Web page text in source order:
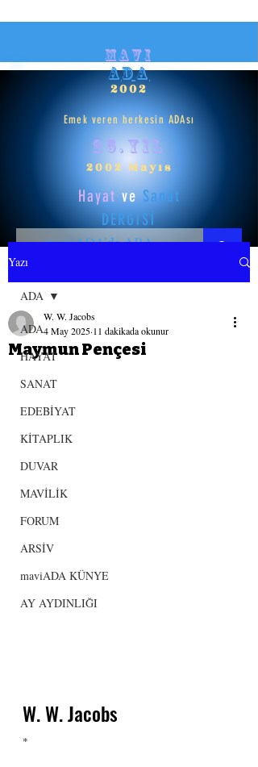
mavi
ADA
2002
Emek veren herkesin ADAsı
25.yıl
2002 Mayıs
HayatveSanat
DERGİSİ
GİRİŞ YAP
Yazı
ADA
HAYAT
SANAT
EDEBİYAT
KİTAPLIK
DUVAR
MAVİLİK
FORUM
ARSİV
maviADA KÜNYE
AY AYDINLIĞI
ADA
Maymun Pençesi
W. W. Jacobs
4 May 2025 11 dakikada okunur
W. W. Jacobs
*